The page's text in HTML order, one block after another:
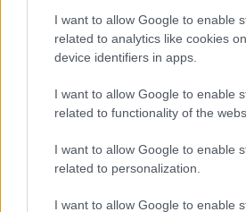
I want to allow Google to enable
related to analytics like cookies
device identifiers in apps.
I want to allow Google to enable
related to functionality of the
I want to allow Google to enable
related to personalization.
I want to allow Google to enable
vissza Klein Dávid